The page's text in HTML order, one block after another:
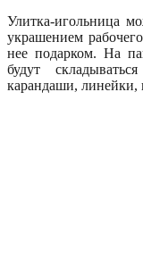
Улитка-игольница
украшением
нее подарком. На
будут
карандаши,